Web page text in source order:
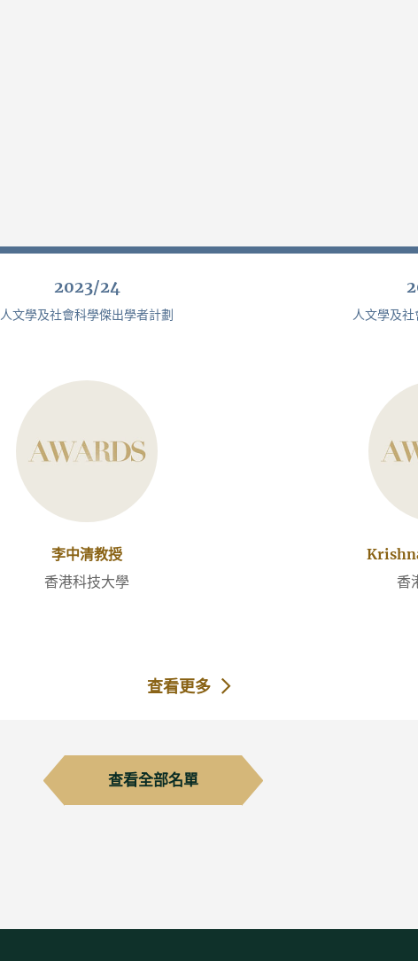
2023/24
人文學及社會科學傑出學者計劃
李中清教授
香港科技大學
查看更多
人文學及
香
查看全部名單